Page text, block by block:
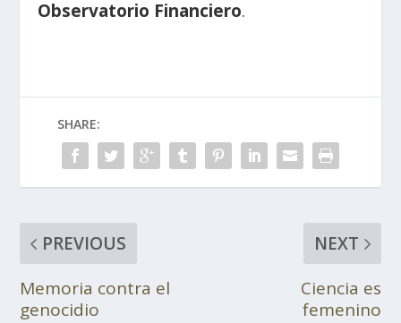
Observatorio Financiero.
SHARE:
PREVIOUS
Memoria contra el
genocidio
NEXT
Ciencia es
femenino